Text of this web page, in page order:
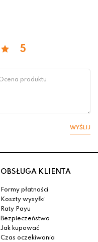
5
WYŚLIJ
OBSŁUGA KLIENTA
Formy płatności
Koszty wysyłki
Raty Payu
Bezpieczeństwo
Jak kupować
Czas oczekiwania